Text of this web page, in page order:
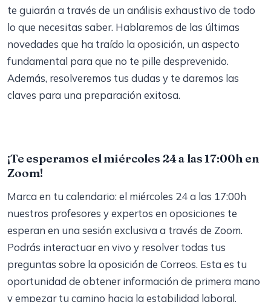
te guiarán a través de un análisis exhaustivo de todo
lo que necesitas saber. Hablaremos de las últimas
novedades que ha traído la oposición, un aspecto
fundamental para que no te pille desprevenido.
Además, resolveremos tus dudas y te daremos las
claves para una preparación exitosa.
¡Te esperamos el miércoles 24 a las 17:00h en
Zoom!
Marca en tu calendario: el miércoles 24 a las 17:00h
nuestros profesores y expertos en oposiciones te
esperan en una sesión exclusiva a través de Zoom.
Podrás interactuar en vivo y resolver todas tus
preguntas sobre la oposición de Correos. Esta es tu
oportunidad de obtener información de primera mano
y empezar tu camino hacia la estabilidad laboral.